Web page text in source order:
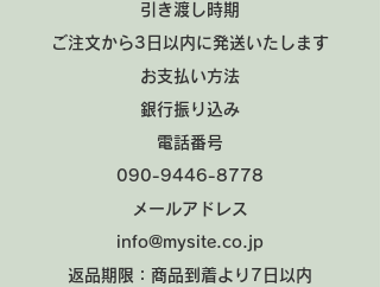
引き渡し時期
ご注文から3日以内に発送いたします
お支払い方法
銀行振り込み
電話番号
090-9446-8778
メールアドレス
info@mysite.co.jp
返品期限：商品到着より7日以内